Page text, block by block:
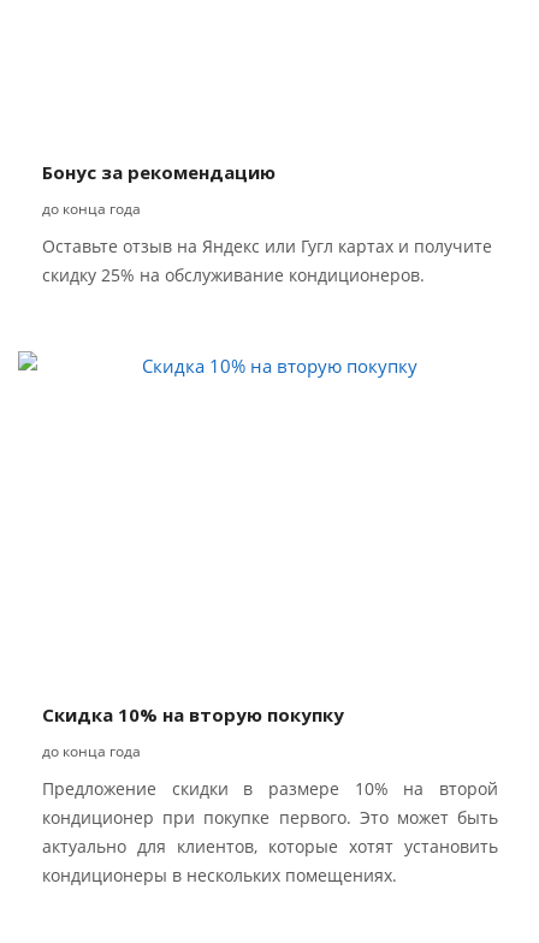
Бонус за рекомендацию
до конца года
Оставьте отзыв на Яндекс или Гугл картах и получите
скидку 25% на обслуживание кондиционеров.
Скидка 10% на вторую покупку
до конца года
Предложение скидки в размере 10% на второй
кондиционер при покупке первого. Это может быть
актуально для клиентов, которые хотят установить
кондиционеры в нескольких помещениях.